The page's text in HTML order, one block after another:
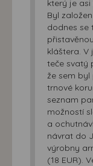
který je asi
Byl
dodnes se
kláštera. V
teče svatý
že sem byl
trnové
seznam
možností
a
návrat do
výrobny
(18 EUR).